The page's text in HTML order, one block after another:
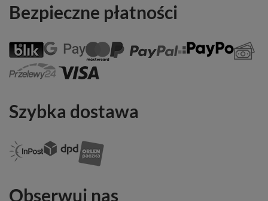
Bezpieczne płatności
Szybka dostawa
Obserwuj nas